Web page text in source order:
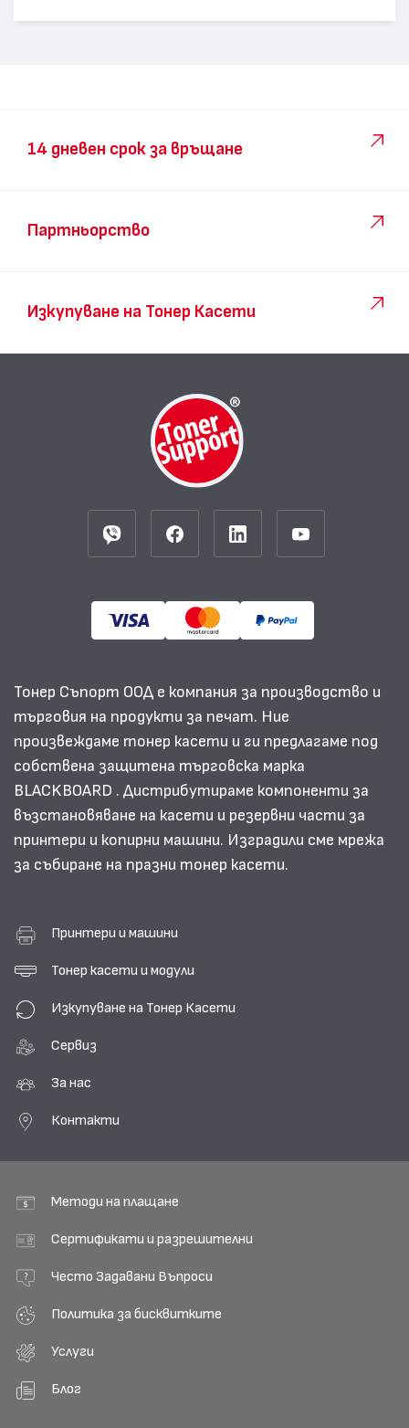
14 дневен срок за връщане
Партньорство
Изкупуване на Тонер Касети
Тонер Съпорт ООД е компания за производство и
търговия на продукти за печат. Ние
произвеждаме тонер касети и ги предлагаме под
собствена защитена търговска марка
BLACKBOARD . Дистрибутираме компоненти за
възстановяване на касети и резервни части за
принтери и копирни машини. Изградили сме мрежа
за събиране на празни тонер касети.
Принтери и машини
Тонер касети и модули
Изкупуване на Тонер Касети
Сервиз
За нас
Контакти
Методи на плащане
Сертификати и разрешителни
Често Задавани Въпроси
Политика за бисквитките
Услуги
Блог